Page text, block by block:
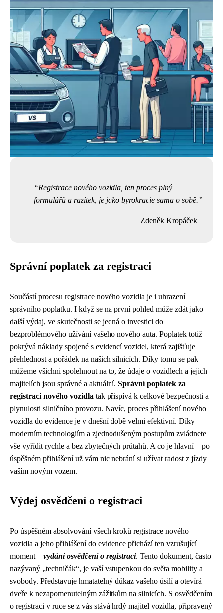
Registrace nového vozidla, ten proces plný
formulářů a razítek, je jako byrokracie sama o sobě.
Zdeněk Kropáček
Správní poplatek za registraci
Součástí procesu registrace nového vozidla je i uhrazení
správního poplatku. I když se na první pohled může zdát jako
další výdaj, ve skutečnosti se jedná o investici do
bezproblémového užívání vašeho nového auta. Poplatek totiž
pokrývá náklady spojené s evidencí vozidel, která zajišťuje
přehlednost a pořádek na našich silnicích. Díky tomu se pak
můžeme všichni spolehnout na to, že údaje o vozidlech a jejich
majitelích jsou správné a aktuální. Správní poplatek za
registraci nového vozidla tak přispívá k celkové bezpečnosti a
plynulosti silničního provozu. Navíc, proces přihlášení nového
vozidla do evidence je v dnešní době velmi efektivní. Díky
moderním technologiím a zjednodušeným postupům zvládnete
vše vyřídit rychle a bez zbytečných průtahů. A co je hlavní – po
úspěšném přihlášení už vám nic nebrání si užívat radost z jízdy
vaším novým vozem.
Výdej osvědčení o registraci
Po úspěšném absolvování všech kroků registrace nového
vozidla a jeho přihlášení do evidence přichází ten vzrušující
moment – vydání osvědčení o registraci. Tento dokument, často
nazývaný „techničák“, je vaší vstupenkou do světa mobility a
svobody. Představuje hmatatelný důkaz vašeho úsilí a otevírá
dveře k nezapomenutelným zážitkům na silnicích. S osvědčením
o registraci v ruce se z vás stává hrdý majitel vozidla, připravený